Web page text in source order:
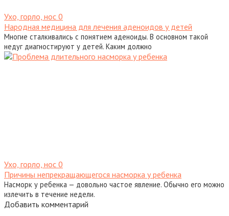
Ухо, горло, нос 0
Народная медицина для лечения аденоидов у детей
Многие сталкивались с понятием аденоиды. В основном такой
недуг диагностируют у детей. Каким должно
Ухо, горло, нос 0
Причины непрекращающегося насморка у ребенка
Насморк у ребенка — довольно частое явление. Обычно его можно
излечить в течение недели.
Добавить комментарий